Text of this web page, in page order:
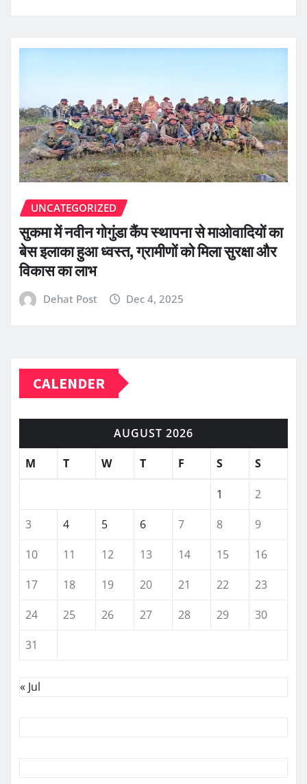
UNCATEGORIZED
सुकमा में नवीन गोगुंडा कैंप स्थापना से माओवादियों का
बेस इलाका हुआ ध्वस्त, ग्रामीणों को मिला सुरक्षा और
विकास का लाभ
Dehat Post Dec 4, 2025
CALENDER
AUGUST 2026
M
T W T F S S
1
2
3
4 5 6 7 8
9
10
11 12 13 14 15
16
17
18 19 20 21 22
23
24
25 26 27 28 29
30
31
« Jul